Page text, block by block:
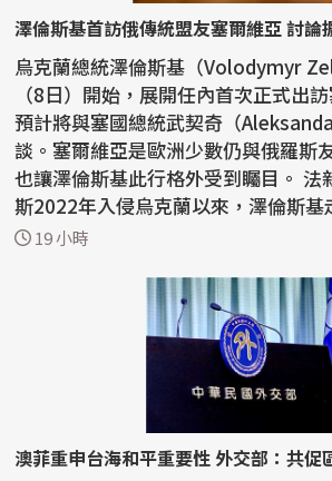
澤倫斯基首訪俄傳統盟友塞爾維亞 討論
烏克蘭總統澤倫斯基（Volodymyr
（8日）開始，展開任內首次正式出
預計將與塞國總統武契奇（
談。塞爾維亞是歐洲少數仍與俄羅斯
也讓澤倫斯基此行格外受到矚目。 法新社報導，自俄羅
斯2022年入侵烏克蘭以來，澤倫斯基
支持...
19 小時
澳菲重申台海和平重要性 外交部：共促